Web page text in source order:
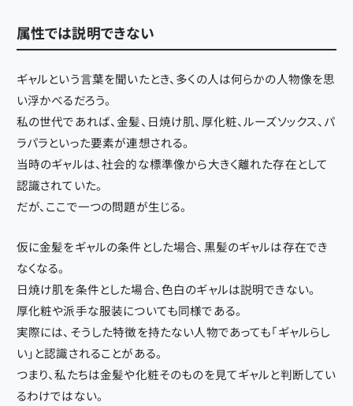
属性では説明できない
ギャルという言葉を聞いたとき、多くの人は何らかの人物像を思
い浮かべるだろう。
私の世代であれば、金髪、日焼け肌、厚化粧、ルーズソックス、パ
ラパラといった要素が連想される。
当時のギャルは、社会的な標準像から大きく離れた存在として
認識されていた。
だが、ここで一つの問題が生じる。
仮に金髪をギャルの条件とした場合、黒髪のギャルは存在でき
なくなる。
日焼け肌を条件とした場合、色白のギャルは説明できない。
厚化粧や派手な服装についても同様である。
実際には、そうした特徴を持たない人物であっても「ギャルらし
い」と認識されることがある。
つまり、私たちは金髪や化粧そのものを見てギャルと判断してい
るわけではない。